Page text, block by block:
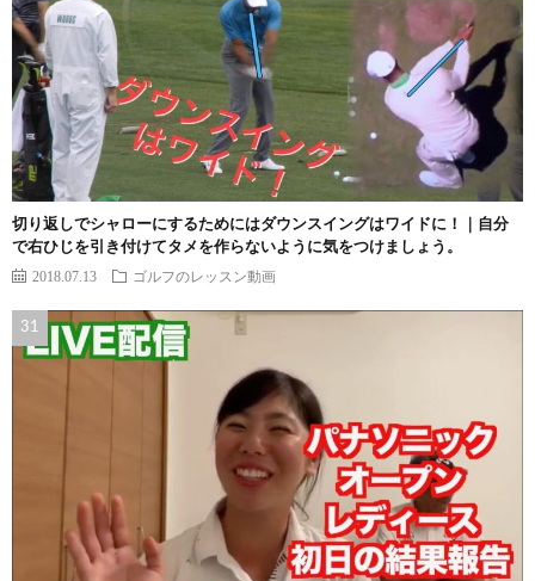
切り返しでシャローにするためにはダウンスイングはワイドに！｜自分
で右ひじを引き付けてタメを作らないように気をつけましょう。
2018.07.13 ゴルフのレッスン動画